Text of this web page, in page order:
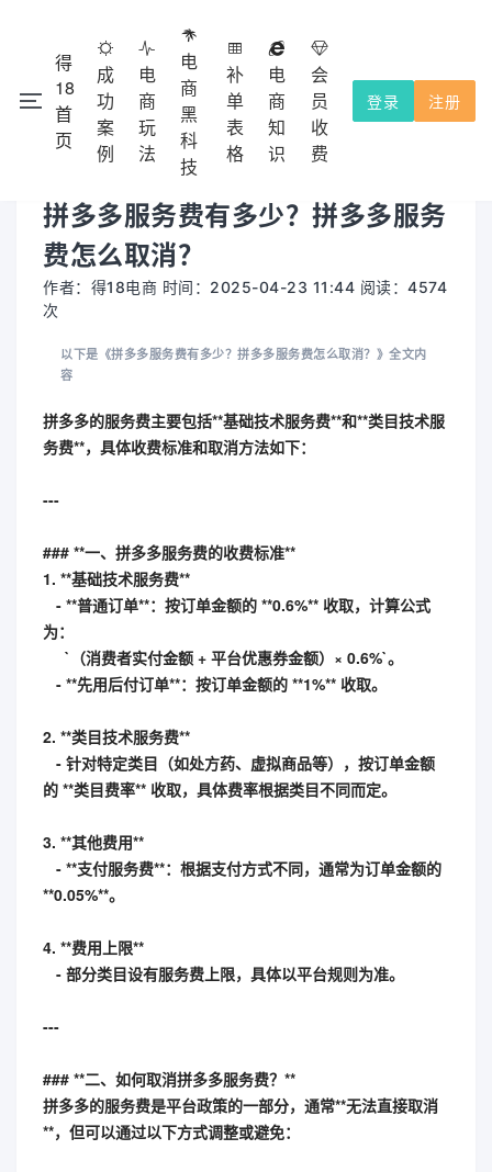
得
18
首
页
成
功
案
例
电
商
玩
法
电
商
黑
科
技
补
单
表
格
电
商
知
识
会
员
收
费
注册
登录
本网站除了免费功能外，都需要收费的，不提供试用！ 注册会
员充值使用，收费点击
会员收费 查看。
拼多多服务费有多少？拼多多服务
费怎么取消？
作者：得18电商 时间：2025-04-23 11:44 阅读：4574
次
以下是《拼多多服务费有多少？拼多多服务费怎么取消？》全文内
容
拼多多的服务费主要包括**基础技术服务费**和**类目技术服
务费**，具体收费标准和取消方法如下：
---
### **一、拼多多服务费的收费标准**
1. **基础技术服务费**
- **普通订单**：按订单金额的 **0.6%** 收取，计算公式
为：
`（消费者实付金额 + 平台优惠券金额）× 0.6%`。
- **先用后付订单**：按订单金额的 **1%** 收取。
2. **类目技术服务费**
- 针对特定类目（如处方药、虚拟商品等），按订单金额
的 **类目费率** 收取，具体费率根据类目不同而定。
3. **其他费用**
- **支付服务费**：根据支付方式不同，通常为订单金额的
**0.05%**。
4. **费用上限**
- 部分类目设有服务费上限，具体以平台规则为准。
---
### **二、如何取消拼多多服务费？**
拼多多的服务费是平台政策的一部分，通常**无法直接取消
**，但可以通过以下方式调整或避免：